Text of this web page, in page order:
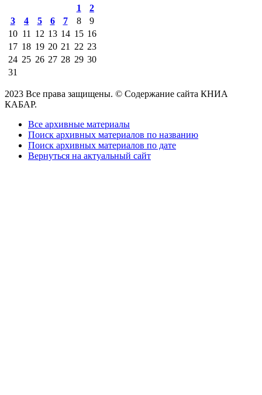
1
2
3
4 5 6 7 8
9
10 11 12 13 14 15 16
17 18 19 20 21 22 23
24 25 26 27 28 29 30
31
2023 Все права защищены. © Содержание сайта КНИА
КАБАР.
Все архивные материалы
Поиск архивных материалов по названию
Поиск архивных материалов по дате
Вернуться на актуальный сайт